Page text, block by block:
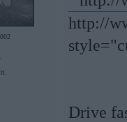
http://
Drive